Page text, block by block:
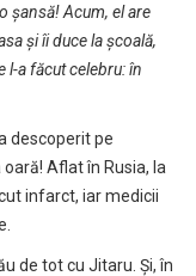
șansă! Acum, el are
și îi duce la școală,
l-a făcut celebru: în
descoperit pe
Aflat în Rusia, la
infarct, iar medicii
de tot cu Jitaru. Și, în